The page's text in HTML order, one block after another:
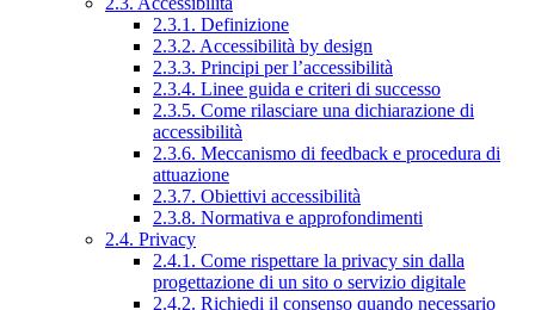
2.3.1. Definizione
2.3.2. Accessibilità by design
2.3.3. Principi per l’accessibilità
2.3.4. Linee guida e criteri di successo
2.3.5. Come rilasciare una dichiarazione di
accessibilità
2.3.6. Meccanismo di feedback e procedura di
attuazione
2.3.7. Obiettivi accessibilità
2.3.8. Normativa e approfondimenti
2.4. Privacy
2.4.1. Come rispettare la privacy sin dalla
progettazione di un sito o servizio digitale
2.4.2. Richiedi il consenso quando necessario